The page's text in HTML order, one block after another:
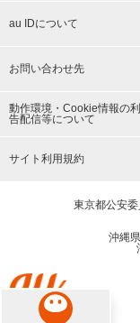
au IDについて
お問い合わせ先
動作環境・Cookie情報の
告配信等について
サイト利用規約
東京都公安
沖縄